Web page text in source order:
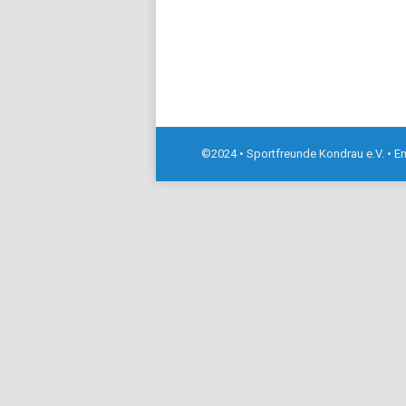
©2024 • Sportfreunde Kondrau e.V. •